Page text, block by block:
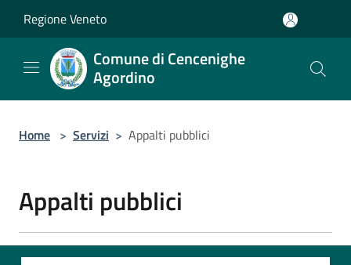
Regione Veneto
Comune di Cencenighe
Agordino
Home > Servizi > Appalti pubblici
Appalti pubblici